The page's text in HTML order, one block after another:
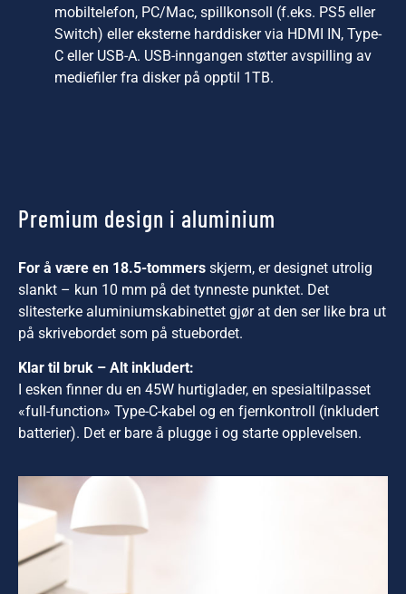
mobiltelefon, PC/Mac, spillkonsoll (f.eks. PS5 eller
Switch) eller eksterne harddisker via HDMI IN, Type-
C eller USB-A. USB-inngangen støtter avspilling av
mediefiler fra disker på opptil 1TB.
Premium design i aluminium
For å være en 18.5-tommers skjerm, er designet utrolig
slankt – kun 10 mm på det tynneste punktet. Det
slitesterke aluminiumskabinettet gjør at den ser like bra ut
på skrivebordet som på stuebordet.
Klar til bruk – Alt inkludert:
I esken finner du en 45W hurtiglader, en spesialtilpasset
«full-function» Type-C-kabel og en fjernkontroll (inkludert
batterier). Det er bare å plugge i og starte opplevelsen.